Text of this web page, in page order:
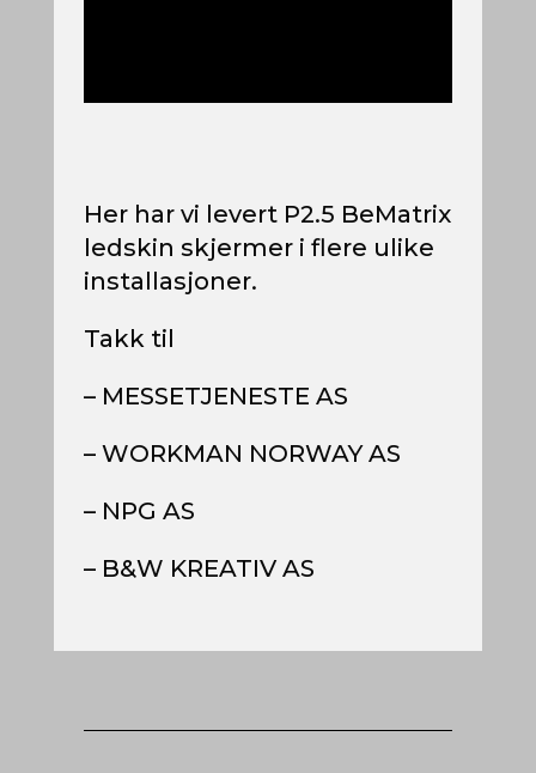
Her har vi levert P2.5 BeMatrix
ledskin skjermer i flere ulike
installasjoner.
Takk til
– MESSETJENESTE AS
– WORKMAN NORWAY AS
– NPG AS
– B&W KREATIV AS